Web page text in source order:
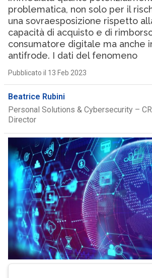
problematica, non solo per il
una sovraesposizione rispetto
capacità di acquisto e di
consumatore digitale ma anche
antifrode. I dati del fenomeno
Pubblicato il 13 Feb 2023
Beatrice Rubini
Personal Solutions & Cybersecurity –
Director